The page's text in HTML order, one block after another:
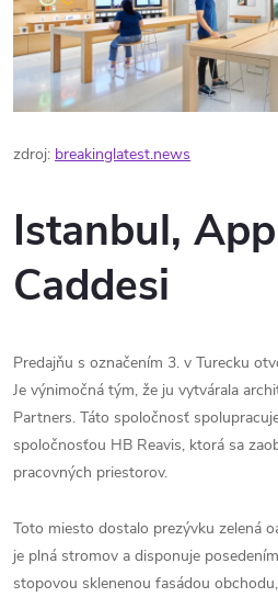
zdroj: breakinglatest.news
Istanbul,
Caddesi
Predajňu s označením 3. v Turecku
Je výnimočná tým, že ju vytvárala
Partners. Táto spoločnosť
spoločnosťou HB Reavis, ktorá sa
pracovných priestorov.
Toto miesto dostalo prezývku zelená
je plná stromov a disponuje
stopovou sklenenou fasádou